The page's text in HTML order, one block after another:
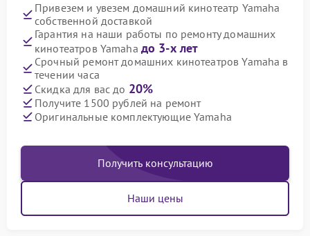
Привезем и увезем домашний кинотеатр Yamaha
собственной доставкой
Гарантия на наши работы по ремонту домашних
кинотеатров Yamaha до 3-х лет
Срочный ремонт домашних кинотеатров Yamaha в
течении часа
Скидка для вас до 20%
Получите 1500 рублей на ремонт
Оригинальные комплектующие Yamaha
Получить консультацию
Наши цены